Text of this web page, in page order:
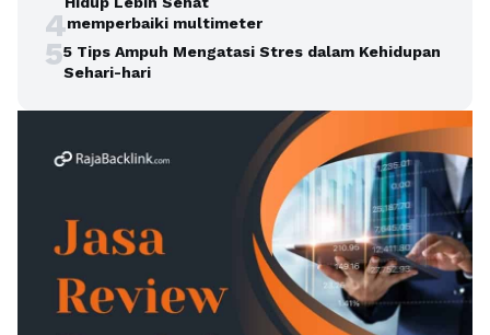
4memperbaiki multimeter
55 Tips Ampuh Mengatasi Stres dalam Kehidupan
Sehari-hari